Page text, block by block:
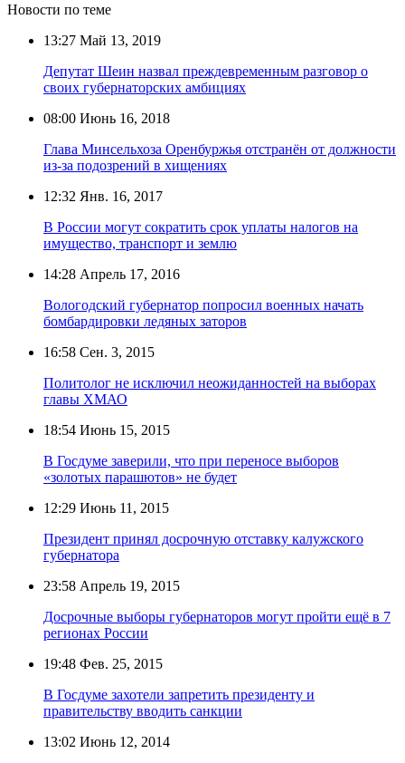
Новости по теме
13:27 Май 13, 2019
Депутат Шеин назвал преждевременным разговор о
своих губернаторских амбициях
08:00 Июнь 16, 2018
Глава Минсельхоза Оренбуржья отстранён от должности
из-за подозрений в хищениях
12:32 Янв. 16, 2017
В России могут сократить срок уплаты налогов на
имущество, транспорт и землю
14:28 Апрель 17, 2016
Вологодский губернатор попросил военных начать
бомбардировки ледяных заторов
16:58 Сен. 3, 2015
Политолог не исключил неожиданностей на выборах
главы ХМАО
18:54 Июнь 15, 2015
В Госдуме заверили, что при переносе выборов
«золотых парашютов» не будет
12:29 Июнь 11, 2015
Президент принял досрочную отставку калужского
губернатора
23:58 Апрель 19, 2015
Досрочные выборы губернаторов могут пройти ещё в 7
регионах России
19:48 Фев. 25, 2015
В Госдуме захотели запретить президенту и
правительству вводить санкции
13:02 Июнь 12, 2014